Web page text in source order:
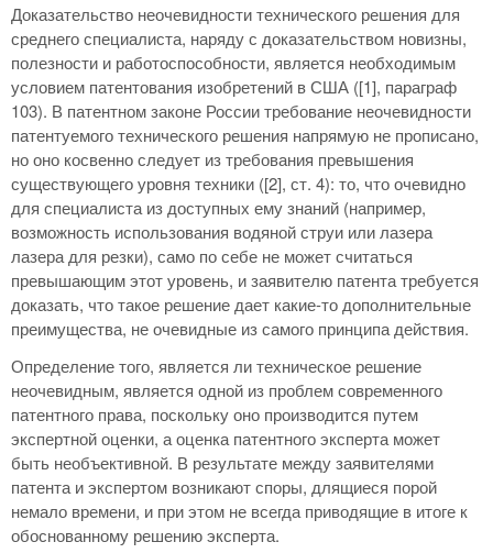
Доказательство неочевидности технического решения для
среднего специалиста, наряду с доказательством новизны,
полезности и работоспособности, является необходимым
условием патентования изобретений в США ([1], параграф
103). В патентном законе России требование неочевидности
патентуемого технического решения напрямую не прописано,
но оно косвенно следует из требования превышения
существующего уровня техники ([2], ст. 4): то, что очевидно
для специалиста из доступных ему знаний (например,
возможность использования водяной струи или лазера
лазера для резки), само по себе не может считаться
превышающим этот уровень, и заявителю патента требуется
доказать, что такое решение дает какие-то дополнительные
преимущества, не очевидные из самого принципа действия.
Определение того, является ли техническое решение
неочевидным, является одной из проблем современного
патентного права, поскольку оно производится путем
экспертной оценки, а оценка патентного эксперта может
быть необъективной. В результате между заявителями
патента и экспертом возникают споры, длящиеся порой
немало времени, и при этом не всегда приводящие в итоге к
обоснованному решению эксперта.